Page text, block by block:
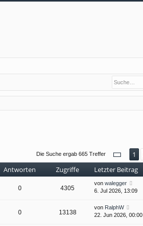
Die Suche ergab 665 Treffer Seite
1
Antworten Zugriffe Letzter Beitrag
0 4305
von walegger
6. Jul 2026, 13:09
0 13138
von RalphW
22. Jun 2026, 00:00